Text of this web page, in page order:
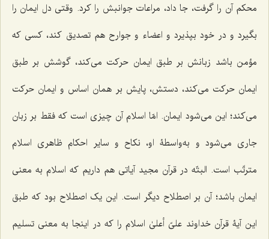
محکم آن را گرفت، جا داد، مراعات جوانبش را کرد. وقتی دل ایمان را
بگیرد و در خود بپذیرد و اعضاء و جوارح هم تصدیق کند، کسی که
مؤمن باشد زبانش بر طبق ایمان حرکت می‌کند، گوشش بر طبق
ایمان حرکت می‌کند، دستش، پایش بر همان اساس و ایمان حرکت
می‌کند؛ این می‌شود ایمان. امّا اسلام آن چیزی است که فقط بر زبان
جاری می‌شود و به‌واسطۀ او، نکاح و سایر احکام ظاهری اسلام
مترتّب است. البتّه در قرآن مجید آیاتی هم داریم که اسلام به معنی
ایمان باشد؛ آن بر اصطلاح دیگر است. این یک اصطلاح بود که طبق
این آیۀ قرآن خداوند علیّ أعلیٰ اسلام را که در اینجا به معنی تسلیم